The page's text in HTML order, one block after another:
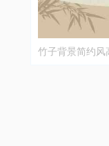
竹子背景简约风